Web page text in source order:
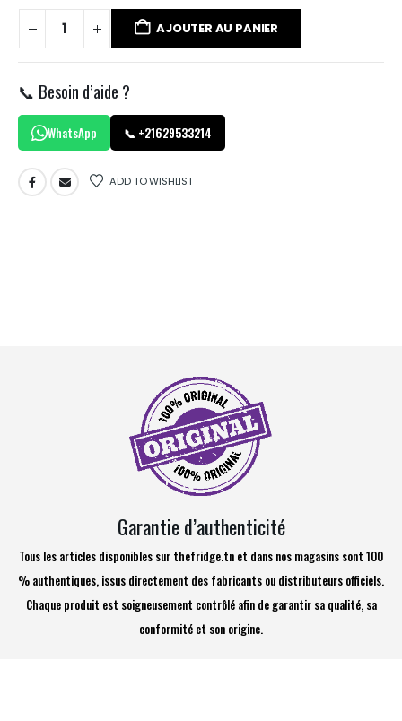
AJOUTER AU PANIER
📞 Besoin d’aide ?
WhatsApp 📞 +21629533214
ADD TO WISHLIST
Garantie d’authenticité
Tous les articles disponibles sur thefridge.tn et dans nos magasins sont 100
% authentiques, issus directement des fabricants ou distributeurs officiels.
Chaque produit est soigneusement contrôlé afin de garantir sa qualité, sa
conformité et son origine.